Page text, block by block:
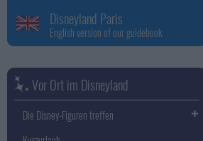
Disneyland Paris
English version of our guidebook
Vor Ort im Disneyland
Die Disney-Figuren treffen